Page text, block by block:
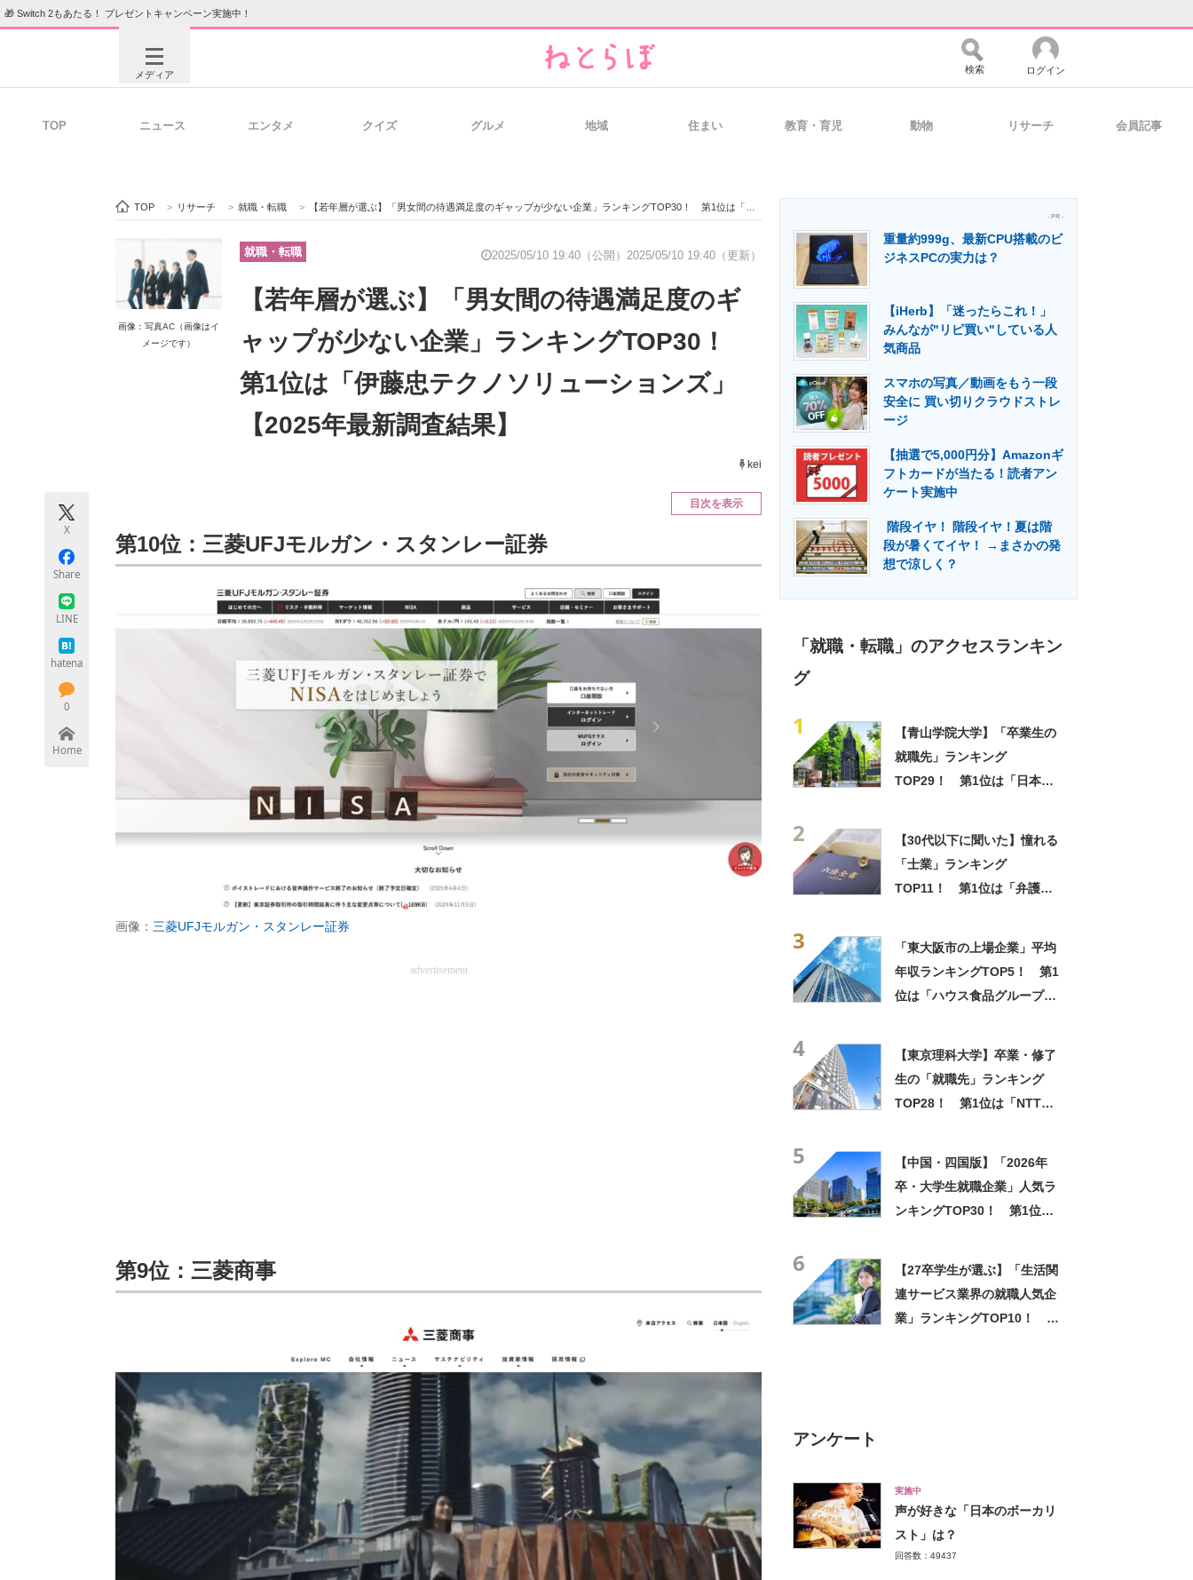
🎁 Switch 2もあたる！ プレゼントキャンペーン実施中！
メディア
ビジネスと働き方のヒント 経営リーダーのコミュニティ マーケ×ITの今がよく分かる
ITエンジニア向け専門サイト 企業向けIT製品の総合サイト 製造業のIT導入・活用を支援
モノづくり技術者専門サイト エレクトロニクス専門サイト エネルギーの専門メディア 建設×テクノロジーの最前線
検索 ログイン
TOP ニュース エンタメ クイズ グルメ 地域 住まい 教育・育児 動物 リサーチ 会員記事
TOP > リサーチ > 就職・転職 > 【若年層が選ぶ】「男女間の待遇満足度のギャップが少ない企業」ランキングTOP30！ 第1位は「伊藤忠テクノソリューションズ」【2025年最新調査結果】
画像：写真AC（画像はイ
メージです）
就職・転職 2025/05/10 19:40（公開） 2025/05/10 19:40（更新）
【若年層が選ぶ】「男女間の待遇満足度のギ
ャップが少ない企業」ランキングTOP30！
第1位は「伊藤忠テクノソリューションズ」
【2025年最新調査結果】
kei
X
Share
LINE
hatena
0
Home
目次を表示
第10位：三菱UFJモルガン・スタンレー証券
画像： 三菱UFJモルガン・スタンレー証券
advertisement
第9位：三菱商事
- PR -
重量約999g、最新CPU搭載のビ
ジネスPCの実力は？
【iHerb】「迷ったらこれ！」
みんなが"リピ買い"している人
気商品
スマホの写真／動画をもう一段
安全に 買い切りクラウドストレ
ージ
【抽選で5,000円分】Amazonギ
フトカードが当たる！読者アン
ケート実施中
階段イヤ！ 階段イヤ！夏は階
段が暑くてイヤ！ →まさかの発
想で涼しく？
「就職・転職」のアクセスランキン
グ
1
【青山学院大学】「卒業生の
就職先」ランキング
TOP29！ 第1位は「日本航
2
【30代以下に聞いた】憧れる
「士業」ランキング
TOP11！ 第1位は「弁護
3
「東大阪市の上場企業」平均
年収ランキングTOP5！ 第1
位は「ハウス食品グループ本
4
【東京理科大学】卒業・修了
生の「就職先」ランキング
TOP28！ 第1位は「NTTデ
5
【中国・四国版】「2026年
卒・大学生就職企業」人気ラ
ンキングTOP30！ 第1位は
6
【27卒学生が選ぶ】「生活関
連サービス業界の就職人気企
業」ランキングTOP10！ 第
アンケート
実施中
声が好きな「日本のボーカリ
スト」は？
回答数：49437